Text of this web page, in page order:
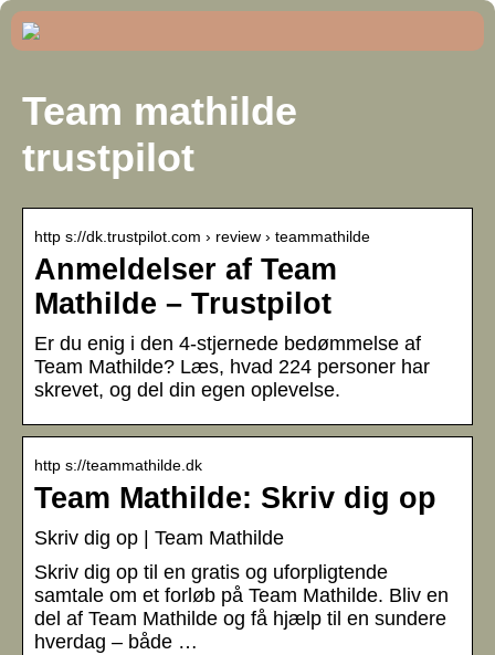
Team mathilde
trustpilot
http s://dk.trustpilot.com › review › teammathilde
Anmeldelser af Team
Mathilde – Trustpilot
Er du enig i den 4-stjernede bedømmelse af
Team Mathilde? Læs, hvad 224 personer har
skrevet, og del din egen oplevelse.
http s://teammathilde.dk
Team Mathilde: Skriv dig op
Skriv dig op | Team Mathilde
Skriv dig op til en gratis og uforpligtende
samtale om et forløb på Team Mathilde. Bliv en
del af Team Mathilde og få hjælp til en sundere
hverdag – både …